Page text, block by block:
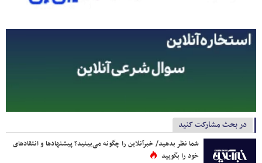
در بحث مشارکت کنید
شما نظر بدهید/ خبرآنلاین را چگونه می‌بینید؟ پیشنهادها و انتقادهای
خود را بگویید